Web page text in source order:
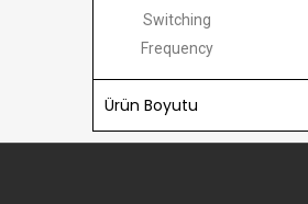
Switching
Frequency
Ürün Boyutu